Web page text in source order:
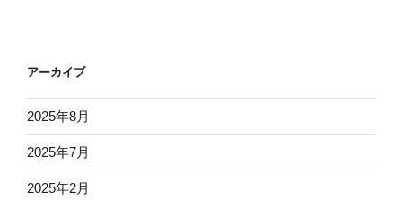
アーカイブ
2025年8月
2025年7月
2025年2月